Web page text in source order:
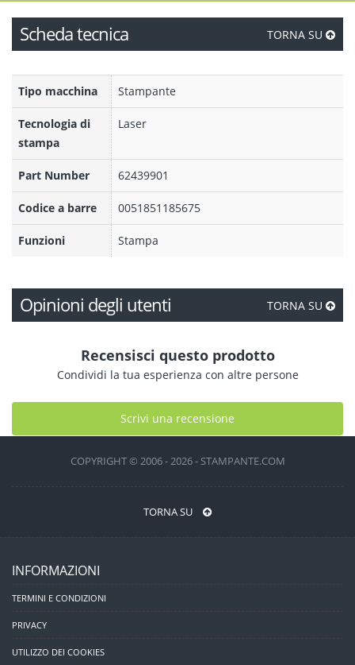
Scheda tecnica TORNA SU
Tipo macchina Stampante
Tecnologia di
stampa
Laser
Part Number 62439901
Codice a barre 0051851185675
Funzioni Stampa
Opinioni degli utenti TORNA SU
Recensisci questo prodotto
Condividi la tua esperienza con altre persone
Scrivi una recensione
COPYRIGHT © 2006 - 2026 - STAMPANTE.COM
TORNA SU
INFORMAZIONI
TERMINI E CONDIZIONI
PRIVACY
UTILIZZO DEI COOKIES